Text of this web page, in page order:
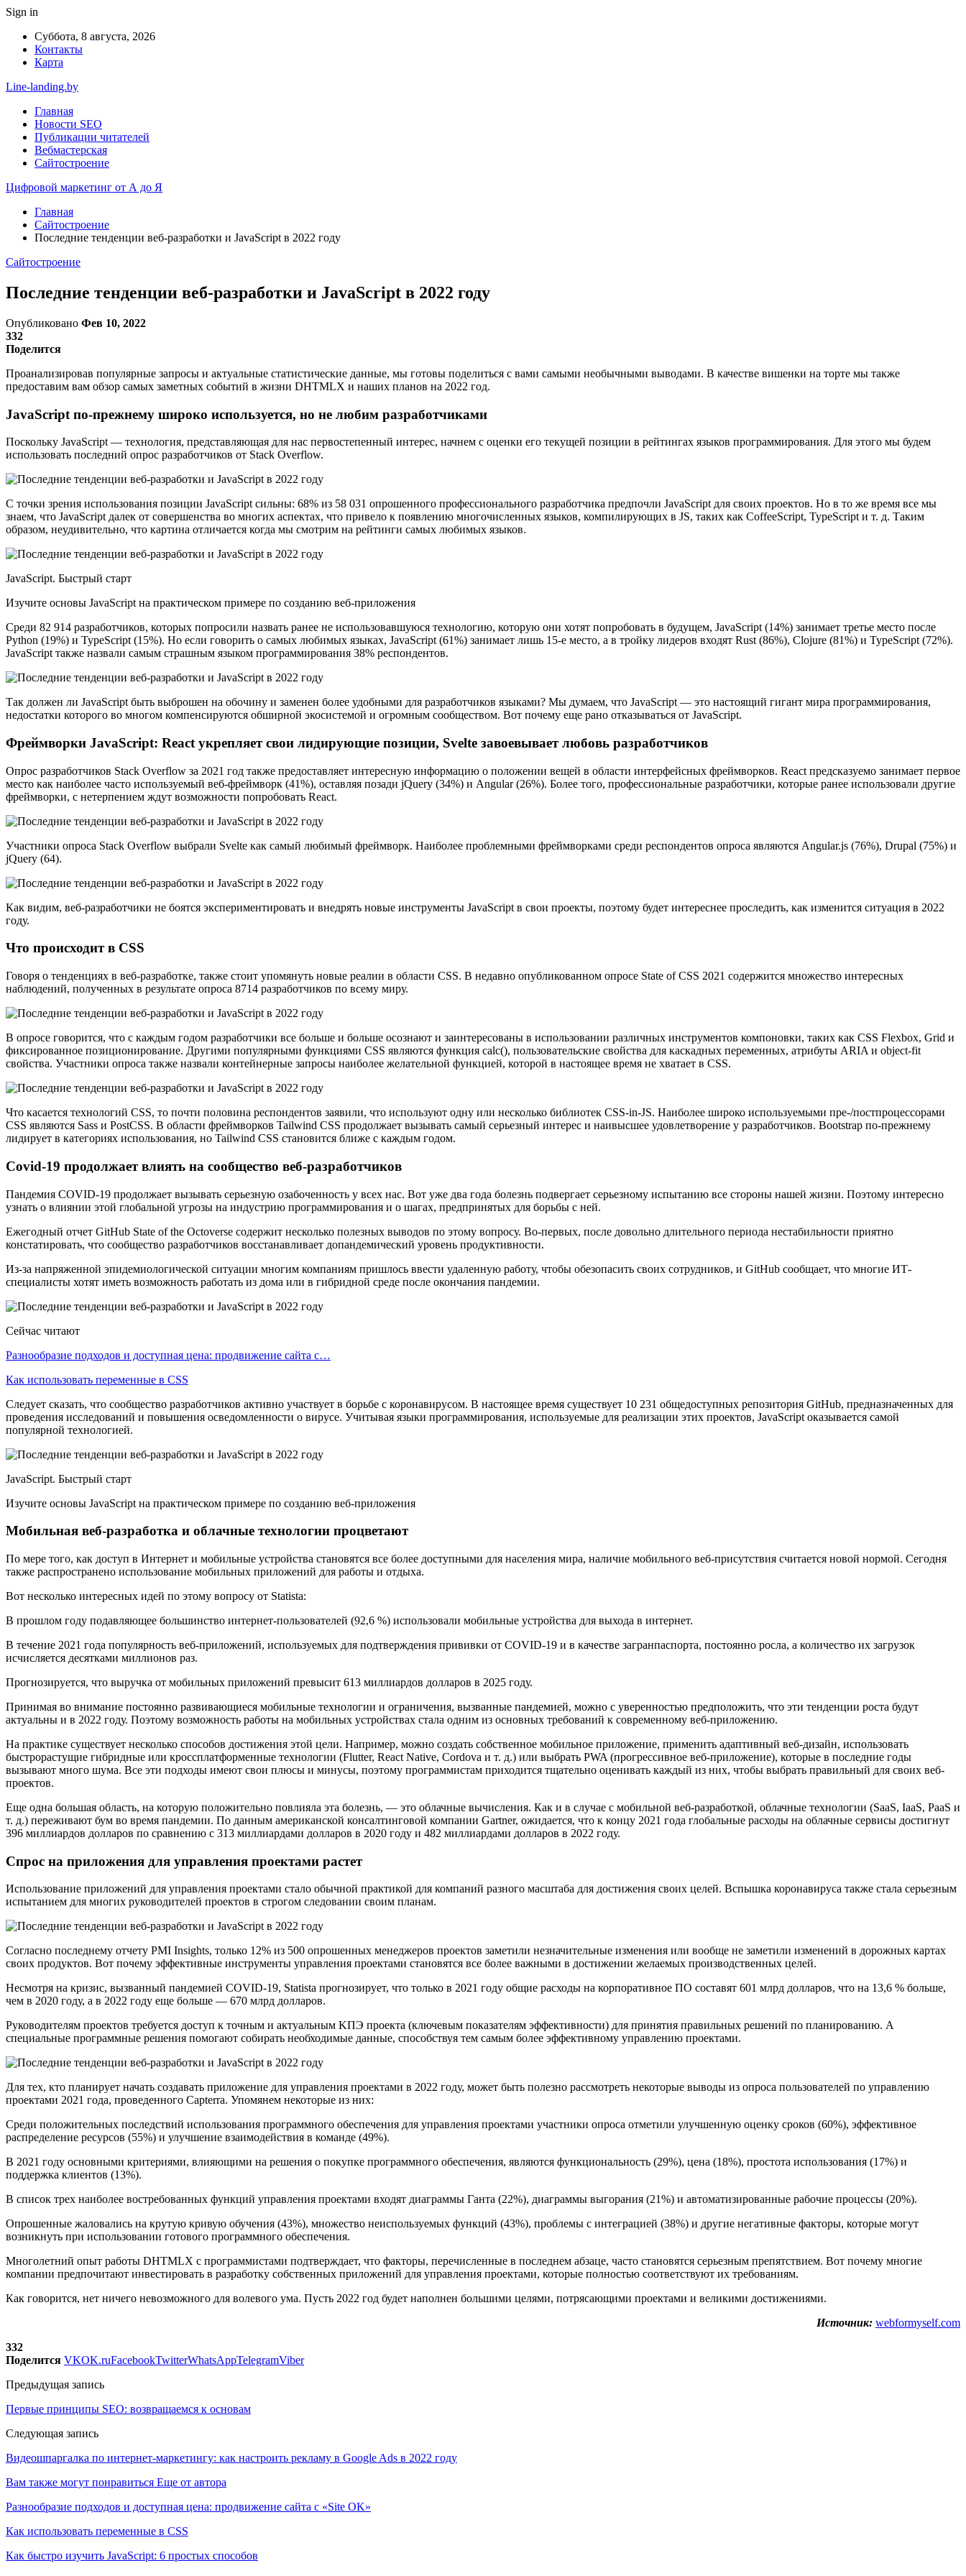
Sign in
Суббота, 8 августа, 2026
Контакты
Карта
Line-landing.by
Главная
Новости SEO
Публикации читателей
Вебмастерская
Сайтостроение
Цифровой маркетинг от А до Я
Главная
Сайтостроение
Последние тенденции веб-разработки и JavaScript в 2022 году
Сайтостроение
Последние тенденции веб-разработки и JavaScript в 2022 году
Опубликовано Фев 10, 2022
332
Поделится
Проанализировав популярные запросы и актуальные статистические данные, мы готовы поделиться с вами самыми необычными выводами. В качестве вишенки на торте мы также
предоставим вам обзор самых заметных событий в жизни DHTMLX и наших планов на 2022 год.
JavaScript по-прежнему широко используется, но не любим разработчиками
Поскольку JavaScript — технология, представляющая для нас первостепенный интерес, начнем с оценки его текущей позиции в рейтингах языков программирования. Для этого мы будем
использовать последний опрос разработчиков от Stack Overflow.
С точки зрения использования позиции JavaScript сильны: 68% из 58 031 опрошенного профессионального разработчика предпочли JavaScript для своих проектов. Но в то же время все мы
знаем, что JavaScript далек от совершенства во многих аспектах, что привело к появлению многочисленных языков, компилирующих в JS, таких как CoffeeScript, TypeScript и т. д. Таким
образом, неудивительно, что картина отличается когда мы смотрим на рейтинги самых любимых языков.
JavaScript. Быстрый старт
Изучите основы JavaScript на практическом примере по созданию веб-приложения
Среди 82 914 разработчиков, которых попросили назвать ранее не использовавшуюся технологию, которую они хотят попробовать в будущем, JavaScript (14%) занимает третье место после
Python (19%) и TypeScript (15%). Но если говорить о самых любимых языках, JavaScript (61%) занимает лишь 15-е место, а в тройку лидеров входят Rust (86%), Clojure (81%) и TypeScript (72%).
JavaScript также назвали самым страшным языком программирования 38% респондентов.
Так должен ли JavaScript быть выброшен на обочину и заменен более удобными для разработчиков языками? Мы думаем, что JavaScript — это настоящий гигант мира программирования,
недостатки которого во многом компенсируются обширной экосистемой и огромным сообществом. Вот почему еще рано отказываться от JavaScript.
Фреймворки JavaScript: React укрепляет свои лидирующие позиции, Svelte завоевывает любовь разработчиков
Опрос разработчиков Stack Overflow за 2021 год также предоставляет интересную информацию о положении вещей в области интерфейсных фреймворков. React предсказуемо занимает первое
место как наиболее часто используемый веб-фреймворк (41%), оставляя позади jQuery (34%) и Angular (26%). Более того, профессиональные разработчики, которые ранее использовали другие
фреймворки, с нетерпением ждут возможности попробовать React.
Участники опроса Stack Overflow выбрали Svelte как самый любимый фреймворк. Наиболее проблемными фреймворками среди респондентов опроса являются Angular.js (76%), Drupal (75%) и
jQuery (64).
Как видим, веб-разработчики не боятся экспериментировать и внедрять новые инструменты JavaScript в свои проекты, поэтому будет интереснее проследить, как изменится ситуация в 2022
году.
Что происходит в CSS
Говоря о тенденциях в веб-разработке, также стоит упомянуть новые реалии в области CSS. В недавно опубликованном опросе State of CSS 2021 содержится множество интересных
наблюдений, полученных в результате опроса 8714 разработчиков по всему миру.
В опросе говорится, что с каждым годом разработчики все больше и больше осознают и заинтересованы в использовании различных инструментов компоновки, таких как CSS Flexbox, Grid и
фиксированное позиционирование. Другими популярными функциями CSS являются функция calc(), пользовательские свойства для каскадных переменных, атрибуты ARIA и object-fit
свойства. Участники опроса также назвали контейнерные запросы наиболее желательной функцией, которой в настоящее время не хватает в CSS.
Что касается технологий CSS, то почти половина респондентов заявили, что используют одну или несколько библиотек CSS-in-JS. Наиболее широко используемыми пре-/постпроцессорами
CSS являются Sass и PostCSS. В области фреймворков Tailwind CSS продолжает вызывать самый серьезный интерес и наивысшее удовлетворение у разработчиков. Bootstrap по-прежнему
лидирует в категориях использования, но Tailwind CSS становится ближе с каждым годом.
Covid-19 продолжает влиять на сообщество веб-разработчиков
Пандемия COVID-19 продолжает вызывать серьезную озабоченность у всех нас. Вот уже два года болезнь подвергает серьезному испытанию все стороны нашей жизни. Поэтому интересно
узнать о влиянии этой глобальной угрозы на индустрию программирования и о шагах, предпринятых для борьбы с ней.
Ежегодный отчет GitHub State of the Octoverse содержит несколько полезных выводов по этому вопросу. Во-первых, после довольно длительного периода нестабильности приятно
констатировать, что сообщество разработчиков восстанавливает допандемический уровень продуктивности.
Из-за напряженной эпидемиологической ситуации многим компаниям пришлось ввести удаленную работу, чтобы обезопасить своих сотрудников, и GitHub сообщает, что многие ИТ-
специалисты хотят иметь возможность работать из дома или в гибридной среде после окончания пандемии.
Сейчас читают
Разнообразие подходов и доступная цена: продвижение сайта с…
Как использовать переменные в CSS
Следует сказать, что сообщество разработчиков активно участвует в борьбе с коронавирусом. В настоящее время существует 10 231 общедоступных репозитория GitHub, предназначенных для
проведения исследований и повышения осведомленности о вирусе. Учитывая языки программирования, используемые для реализации этих проектов, JavaScript оказывается самой
популярной технологией.
JavaScript. Быстрый старт
Изучите основы JavaScript на практическом примере по созданию веб-приложения
Мобильная веб-разработка и облачные технологии процветают
По мере того, как доступ в Интернет и мобильные устройства становятся все более доступными для населения мира, наличие мобильного веб-присутствия считается новой нормой. Сегодня
также распространено использование мобильных приложений для работы и отдыха.
Вот несколько интересных идей по этому вопросу от Statista:
В прошлом году подавляющее большинство интернет-пользователей (92,6 %) использовали мобильные устройства для выхода в интернет.
В течение 2021 года популярность веб-приложений, используемых для подтверждения прививки от COVID-19 и в качестве загранпаспорта, постоянно росла, а количество их загрузок
исчисляется десятками миллионов раз.
Прогнозируется, что выручка от мобильных приложений превысит 613 миллиардов долларов в 2025 году.
Принимая во внимание постоянно развивающиеся мобильные технологии и ограничения, вызванные пандемией, можно с уверенностью предположить, что эти тенденции роста будут
актуальны и в 2022 году. Поэтому возможность работы на мобильных устройствах стала одним из основных требований к современному веб-приложению.
На практике существует несколько способов достижения этой цели. Например, можно создать собственное мобильное приложение, применить адаптивный веб-дизайн, использовать
быстрорастущие гибридные или кроссплатформенные технологии (Flutter, React Native, Cordova и т. д.) или выбрать PWA (прогрессивное веб-приложение), которые в последние годы
вызывают много шума. Все эти подходы имеют свои плюсы и минусы, поэтому программистам приходится тщательно оценивать каждый из них, чтобы выбрать правильный для своих веб-
проектов.
Еще одна большая область, на которую положительно повлияла эта болезнь, — это облачные вычисления. Как и в случае с мобильной веб-разработкой, облачные технологии (SaaS, IaaS, PaaS и
т. д.) переживают бум во время пандемии. По данным американской консалтинговой компании Gartner, ожидается, что к концу 2021 года глобальные расходы на облачные сервисы достигнут
396 миллиардов долларов по сравнению с 313 миллиардами долларов в 2020 году и 482 миллиардами долларов в 2022 году.
Спрос на приложения для управления проектами растет
Использование приложений для управления проектами стало обычной практикой для компаний разного масштаба для достижения своих целей. Вспышка коронавируса также стала серьезным
испытанием для многих руководителей проектов в строгом следовании своим планам.
Согласно последнему отчету PMI Insights, только 12% из 500 опрошенных менеджеров проектов заметили незначительные изменения или вообще не заметили изменений в дорожных картах
своих продуктов. Вот почему эффективные инструменты управления проектами становятся все более важными в достижении желаемых производственных целей.
Несмотря на кризис, вызванный пандемией COVID-19, Statista прогнозирует, что только в 2021 году общие расходы на корпоративное ПО составят 601 млрд долларов, что на 13,6 % больше,
чем в 2020 году, а в 2022 году еще больше — 670 млрд долларов.
Руководителям проектов требуется доступ к точным и актуальным KПЭ проекта (ключевым показателям эффективности) для принятия правильных решений по планированию. А
специальные программные решения помогают собирать необходимые данные, способствуя тем самым более эффективному управлению проектами.
Для тех, кто планирует начать создавать приложение для управления проектами в 2022 году, может быть полезно рассмотреть некоторые выводы из опроса пользователей по управлению
проектами 2021 года, проведенного Capterra. Упомянем некоторые из них:
Среди положительных последствий использования программного обеспечения для управления проектами участники опроса отметили улучшенную оценку сроков (60%), эффективное
распределение ресурсов (55%) и улучшение взаимодействия в команде (49%).
В 2021 году основными критериями, влияющими на решения о покупке программного обеспечения, являются функциональность (29%), цена (18%), простота использования (17%) и
поддержка клиентов (13%).
В список трех наиболее востребованных функций управления проектами входят диаграммы Ганта (22%), диаграммы выгорания (21%) и автоматизированные рабочие процессы (20%).
Опрошенные жаловались на крутую кривую обучения (43%), множество неиспользуемых функций (43%), проблемы с интеграцией (38%) и другие негативные факторы, которые могут
возникнуть при использовании готового программного обеспечения.
Многолетний опыт работы DHTMLX с программистами подтверждает, что факторы, перечисленные в последнем абзаце, часто становятся серьезным препятствием. Вот почему многие
компании предпочитают инвестировать в разработку собственных приложений для управления проектами, которые полностью соответствуют их требованиям.
Как говорится, нет ничего невозможного для волевого ума. Пусть 2022 год будет наполнен большими целями, потрясающими проектами и великими достижениями.
Источник: webformyself.com
332
Поделится VKOK.ruFacebookTwitterWhatsAppTelegramViber
Предыдущая запись
Первые принципы SEO: возвращаемся к основам
Следующая запись
Видеошпаргалка по интернет-маркетингу: как настроить рекламу в Google Ads в 2022 году
Вам также могут понравиться Еще от автора
Разнообразие подходов и доступная цена: продвижение сайта с «Site OK»
Как использовать переменные в CSS
Как быстро изучить JavaScript: 6 простых способов